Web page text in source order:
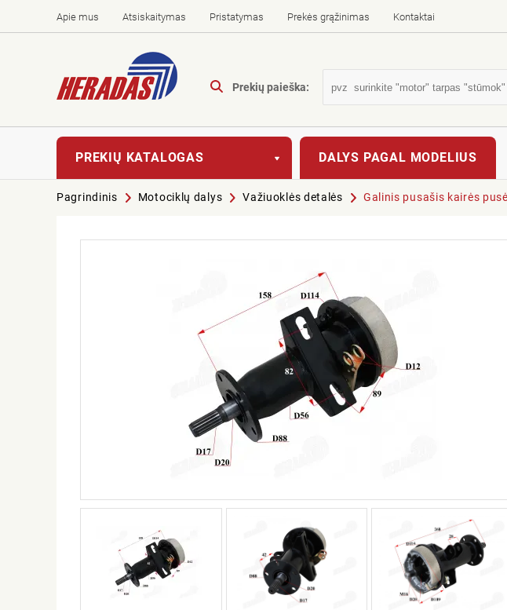
Apie mus Atsiskaitymas Pristatymas Prekės grąžinimas Kontaktai
Prekių paieška:
PREKIŲ KATALOGAS DALYS PAGAL MODELIUS
Pagrindinis Motociklų dalys Važiuoklės detalės Galinis pusašis kairės